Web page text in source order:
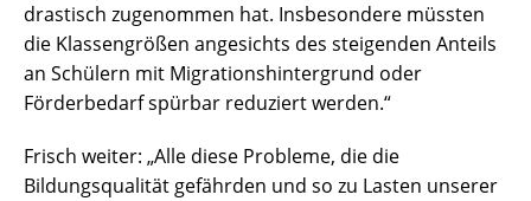
drastisch zugenommen hat. Insbesondere müssten
die Klassengrößen angesichts des steigenden Anteils
an Schülern mit Migrationshintergrund oder
Förderbedarf spürbar reduziert werden.“
Frisch weiter: „Alle diese Probleme, die die
Bildungsqualität gefährden und so zu Lasten unserer